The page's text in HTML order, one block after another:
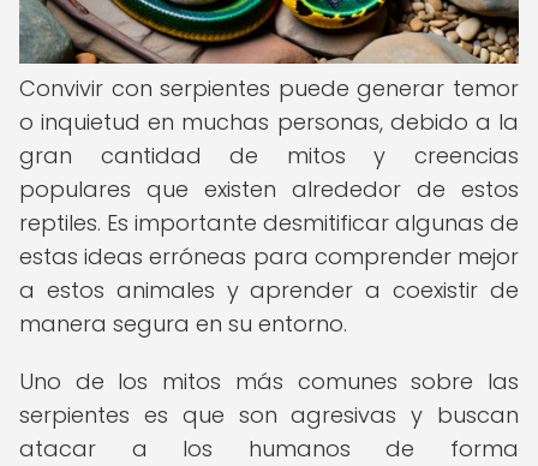
Convivir con serpientes puede generar temor
o inquietud en muchas personas, debido a la
gran cantidad de mitos y creencias
populares que existen alrededor de estos
reptiles. Es importante desmitificar algunas de
estas ideas erróneas para comprender mejor
a estos animales y aprender a coexistir de
manera segura en su entorno.
Uno de los mitos más comunes sobre las
serpientes es que son agresivas y buscan
atacar a los humanos de forma